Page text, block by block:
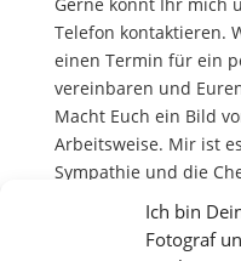
Ich bin
Fotograf
Gerne könnt Ihr mich
Telefon kontaktieren.
einen Termin für ein
vereinbaren und
Macht Euch ein Bild
Arbeitsweise. Mir ist
Sympathie und die
Ich verstehe
Zusammenspiel
Wünschen und